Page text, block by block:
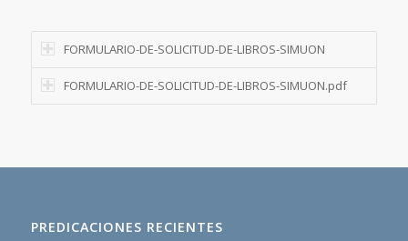
FORMULARIO-DE-SOLICITUD-DE-LIBROS-SIMUON
FORMULARIO-DE-SOLICITUD-DE-LIBROS-SIMUON.pdf
PREDICACIONES RECIENTES